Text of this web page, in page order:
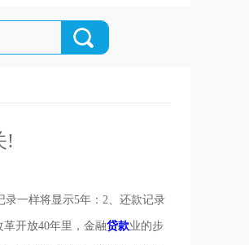
!
一样将显示5年：2、还款记录
开放40年里，金融贷款业的步